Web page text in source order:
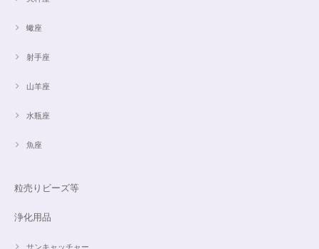
蠍座
射手座
山羊座
水瓶座
魚座
粒売りビーズ等
浄化用品